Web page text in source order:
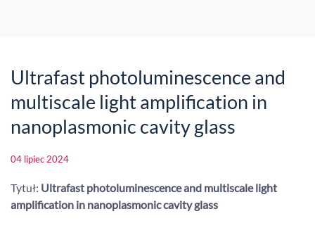
Ultrafast photoluminescence and
multiscale light amplification in
nanoplasmonic cavity glass
04 lipiec 2024
Tytuł: Ultrafast photoluminescence and multiscale light
amplification in nanoplasmonic cavity glass